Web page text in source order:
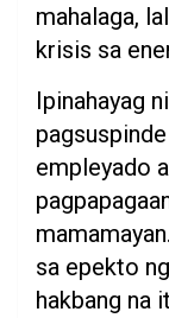
mahalaga,
krisis sa
Ipinahayag
empleyado
sa epekto
hakbang na